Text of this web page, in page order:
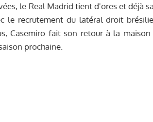
le Real Madrid tient d'ores et déjà
le recrutement du latéral droit
Casemiro fait son retour à la
prochaine.